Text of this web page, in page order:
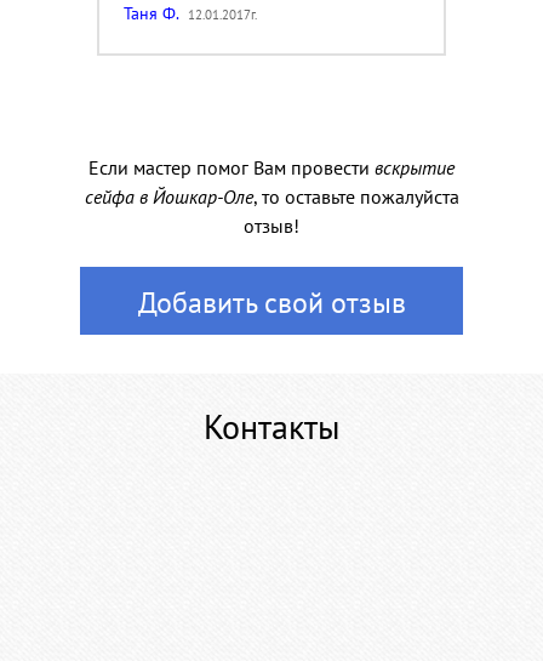
Таня Ф. 12.01.2017г.
Если мастер помог Вам провести вскрытие
сейфа в Йошкар-Оле, то оставьте пожалуйста
отзыв!
Добавить свой отзыв
Контакты